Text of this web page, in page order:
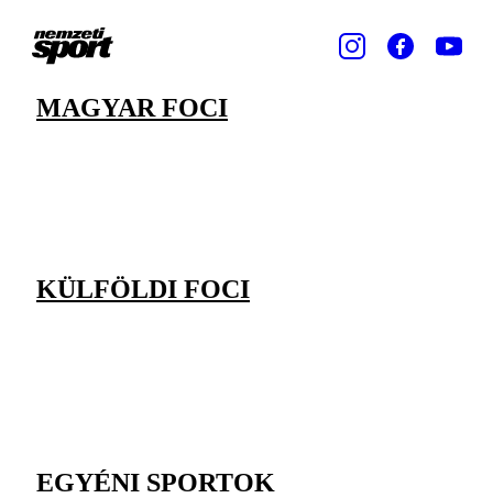
MAGYAR FOCI
KÜLFÖLDI FOCI
EGYÉNI SPORTOK